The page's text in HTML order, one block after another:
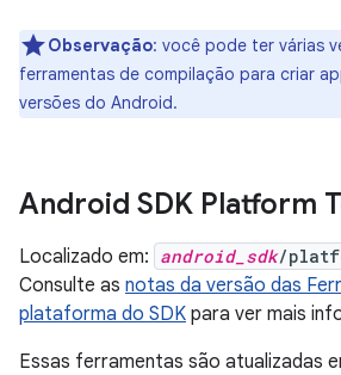
Observação: você pode ter várias
ferramentas de compilação para criar
versões do Android.
Android SDK Platform
Localizado em: android_sdk/
Consulte as notas da versão das
plataforma do SDK para ver mais
Essas ferramentas são atualizadas